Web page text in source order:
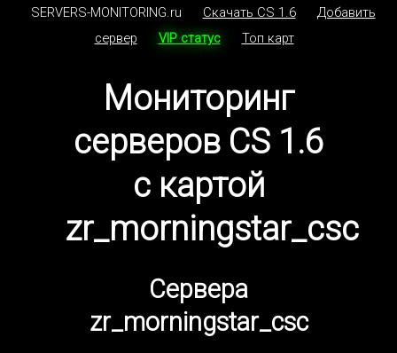
SERVERS-MONITORING.ru Скачать CS 1.6
Добавить
сервер
VIP статус Топ карт
Мониторинг
серверов CS 1.6
с картой
zr_morningstar_csc
Сервера
zr_morningstar_csc